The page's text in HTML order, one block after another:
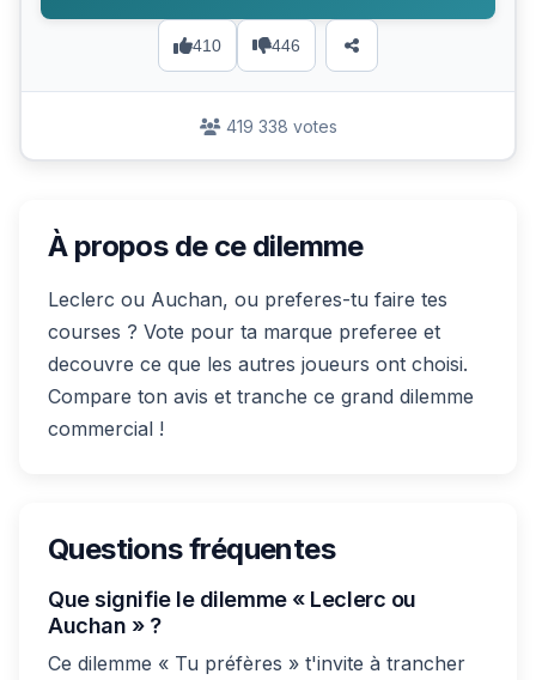
410 446
419 338 votes
À propos de ce dilemme
Leclerc ou Auchan, ou preferes-tu faire tes
courses ? Vote pour ta marque preferee et
decouvre ce que les autres joueurs ont choisi.
Compare ton avis et tranche ce grand dilemme
commercial !
Questions fréquentes
Que signifie le dilemme « Leclerc ou
Auchan » ?
Ce dilemme « Tu préfères » t'invite à trancher